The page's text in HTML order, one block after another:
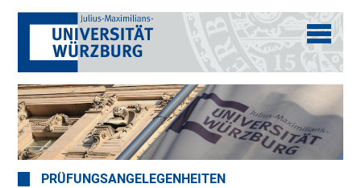
PRÜFUNGSANGELEGENHEITEN